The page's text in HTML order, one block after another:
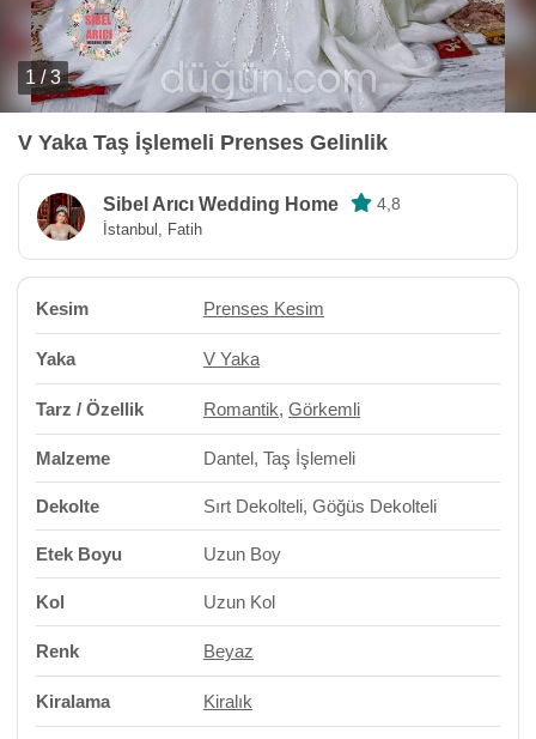
1 / 3
V Yaka Taş İşlemeli Prenses Gelinlik
Sibel Arıcı Wedding Home 4,8
İstanbul, Fatih
Kesim Prenses Kesim
Yaka V Yaka
Tarz / Özellik Romantik, Görkemli
Malzeme Dantel, Taş İşlemeli
Dekolte Sırt Dekolteli, Göğüs Dekolteli
Etek Boyu Uzun Boy
Kol Uzun Kol
Renk Beyaz
Kiralama Kiralık